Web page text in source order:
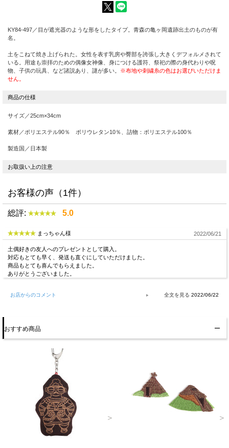
KY84-497／目が遮光器のような形をしたタイプ。青森の亀ヶ岡遺跡出土のものが有
名。
土をこねて焼き上げられた。女性を表す乳房や臀部を誇張し大きくデフォルメされて
いる。用途も崇拝のための偶像女神像、身につける護符、祭祀の際の身代わりや呪
物、子供の玩具、など諸説あり、謎が多い。 ※布地や刺繍糸の色はお選びいただけま
せん。
サイズ／25cm×34cm
素材／ポリエステル90％ ポリウレタン10％、詰物：ポリエステル100％
製造国／日本製
お客様の声（1件）
総評: 5.0
まっちゃん様 2022/06/21
土偶好きの友人へのプレゼントとして購入。
対応もとても早く、発送も直ぐにしていただけました。
商品もとても喜んでもらえました。
ありがとうございました。
お店からのコメント 2022/06/22
おすすめ商品